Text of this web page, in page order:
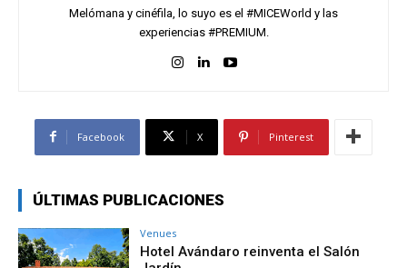
Melómana y cinéfila, lo suyo es el #MICEWorld y las
experiencias #PREMIUM.
Facebook X Pinterest
ÚLTIMAS PUBLICACIONES
Venues
Hotel Avándaro reinventa el Salón